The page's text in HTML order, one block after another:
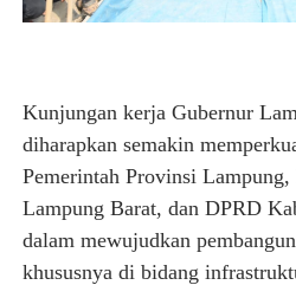
Kunjungan kerja Gubernur
diharapkan semakin
Pemerintah Provinsi Lampung,
Lampung Barat, dan DPRD
dalam mewujudkan
khususnya di bidang